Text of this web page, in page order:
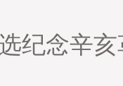
纪念辛